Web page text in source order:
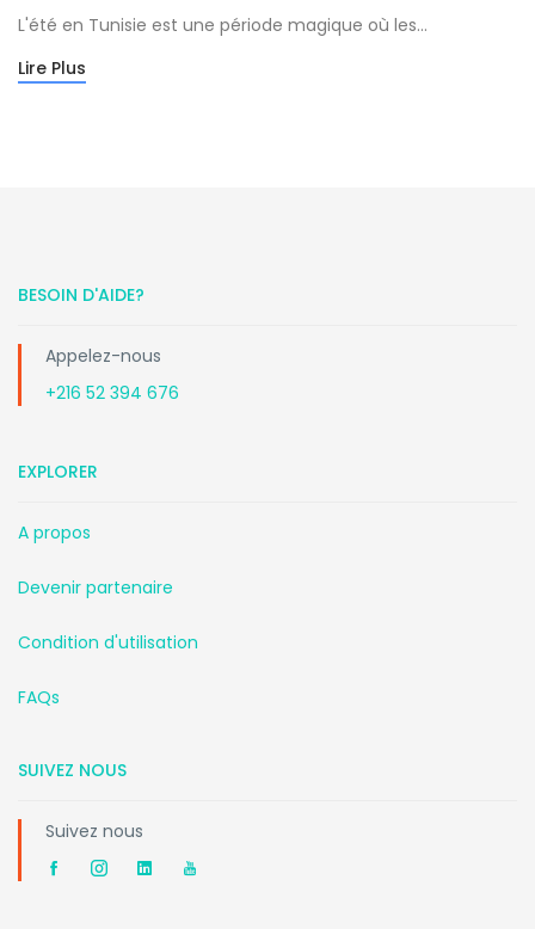
L'été en Tunisie est une période magique où les...
Lire Plus
BESOIN D'AIDE?
Appelez-nous
+216 52 394 676
EXPLORER
A propos
Devenir partenaire
Condition d'utilisation
FAQs
SUIVEZ NOUS
Suivez nous